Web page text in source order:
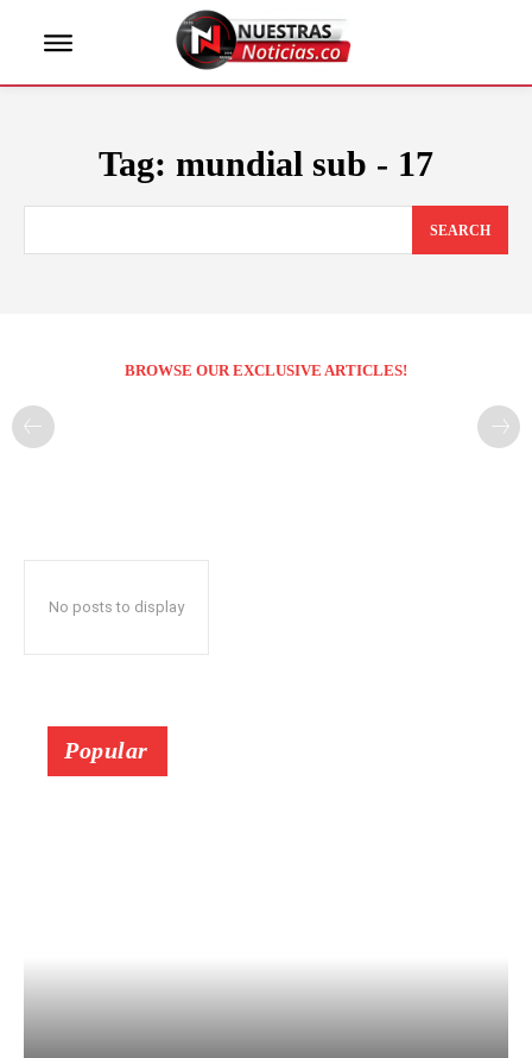
Tag: mundial sub - 17
SEARCH
BROWSE OUR EXCLUSIVE ARTICLES!
No posts to display
Popular